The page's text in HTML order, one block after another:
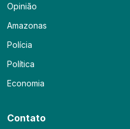
Opinião
Amazonas
Polícia
Política
Economia
Contato